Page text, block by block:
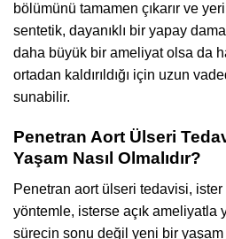
bölümünü tamamen çıkarır ve
sentetik, dayanıklı bir yapay
daha büyük bir ameliyat olsa da
ortadan kaldırıldığı için uzun
sunabilir.
Penetran Aort Ülseri
Yaşam Nasıl Olmalıdır?
Penetran aort ülseri tedavisi, ister
yöntemle, isterse açık ameliyatla
sürecin sonu değil yeni bir yaşam